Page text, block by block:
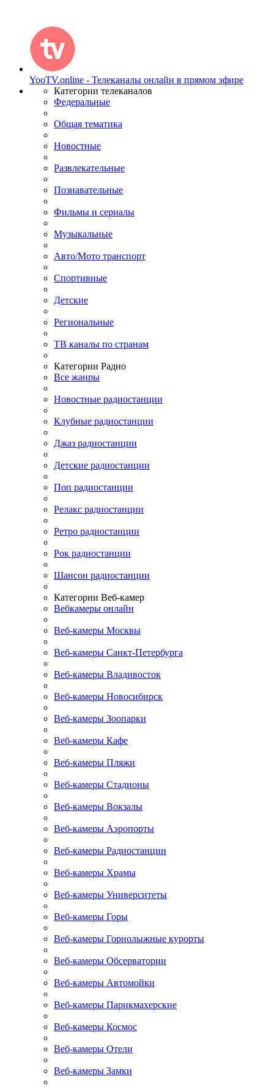
YooTV.online - Телеканалы онлайн в прямом эфире
Категории телеканалов
Федеральные
Общая тематика
Новостные
Развлекательные
Познавательные
Фильмы и сериалы
Музыкальные
Авто/Мото транспорт
Спортивные
Детские
Региональные
ТВ каналы по странам
Категории Радио
Все жанры
Новостные радиостанции
Клубные радиостанции
Джаз радиостанции
Детские радиостанции
Поп радиостанции
Релакс радиостанции
Ретро радиостанции
Рок радиостанции
Шансон радиостанции
Категории Веб-камер
Вебкамеры онлайн
Веб-камеры Москвы
Веб-камеры Санкт-Петербурга
Веб-камеры Владивосток
Веб-камеры Новосибирск
Веб-камеры Зоопарки
Веб-камеры Кафе
Веб-камеры Пляжи
Веб-камеры Стадионы
Веб-камеры Вокзалы
Веб-камеры Аэропорты
Веб-камеры Радиостанции
Веб-камеры Храмы
Веб-камеры Университеты
Веб-камеры Горы
Веб-камеры Горнолыжные курорты
Веб-камеры Обсерватории
Веб-камеры Автомойки
Веб-камеры Парикмахерские
Веб-камеры Космос
Веб-камеры Отели
Веб-камеры Замки